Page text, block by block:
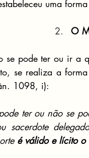
uma
O
se pode ter ou ir a
se realiza a
1098, i):
ter ou não se
sacerdote
é válido e lícito o